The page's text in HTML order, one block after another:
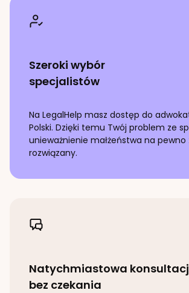
Szeroki wybór
specjalistów
Na LegalHelp masz dostęp do
Polski. Dzięki temu Twój problem ze
unieważnienie małżeństwa na pewno
rozwiązany.
Natychmiastowa
bez czekania